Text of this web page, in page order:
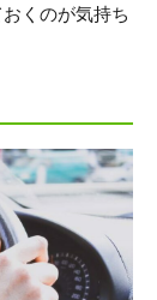
くのが気持ち